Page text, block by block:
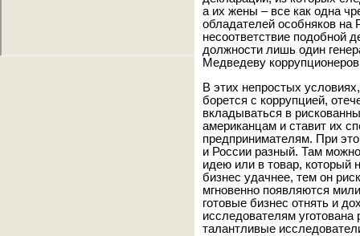
а их жены – все как одна
обладателей особняков на
несоответствие подобной
должности лишь один
Медведеву
В этих непростых
борется с коррупцией,
вкладываться в
американцам и ставит их
предпринимателям. При
и России разный. Там
идею или в товар, который
бизнес удачнее, тем он
мгновенно появляются
готовые бизнес отнять и
исследователям
талантливые